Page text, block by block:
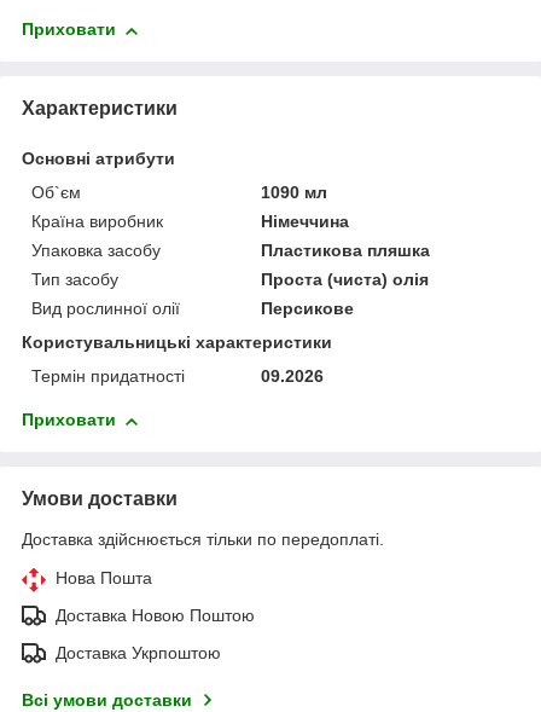
Приховати
Характеристики
Основні атрибути
Об`єм
1090 мл
Країна виробник
Німеччина
Упаковка засобу
Пластикова пляшка
Тип засобу
Проста (чиста) олія
Вид рослинної олії
Персикове
Користувальницькі характеристики
Термін придатності
09.2026
Приховати
Умови доставки
Доставка здійснюється тільки по передоплаті.
Нова Пошта
Доставка Новою Поштою
Доставка Укрпоштою
Всі умови доставки